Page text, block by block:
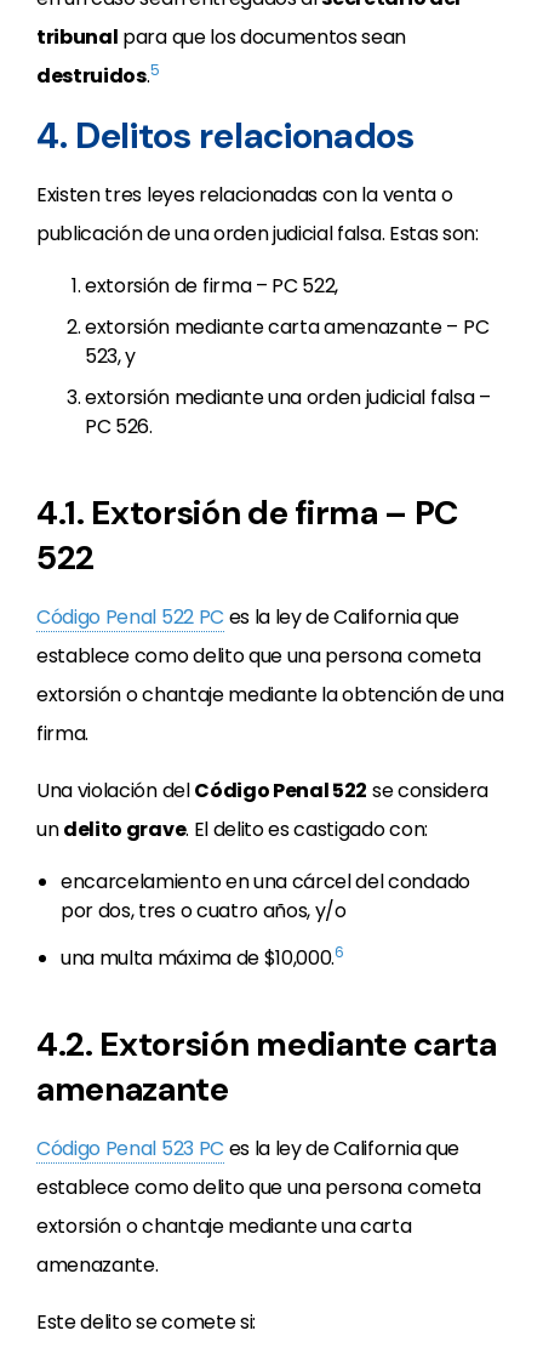
tribunal para que los documentos sean
destruidos.5
4. Delitos relacionados
Existen tres leyes relacionadas con la venta o
publicación de una orden judicial falsa. Estas son:
extorsión de firma – PC 522,
extorsión mediante carta amenazante – PC
523, y
extorsión mediante una orden judicial falsa –
PC 526.
4.1. Extorsión de firma – PC
522
Código Penal 522 PC es la ley de California que
establece como delito que una persona cometa
extorsión o chantaje mediante la obtención de una
firma.
Una violación delCódigo Penal 522 se considera
undelito grave. El delito es castigado con:
encarcelamiento en una cárcel del condado
por dos, tres o cuatro años, y/o
una multa máxima de $10,000.6
4.2. Extorsión mediante carta
amenazante
Código Penal 523 PC es la ley de California que
establece como delito que una persona cometa
extorsión o chantaje mediante una carta
amenazante.
Este delito se comete si: